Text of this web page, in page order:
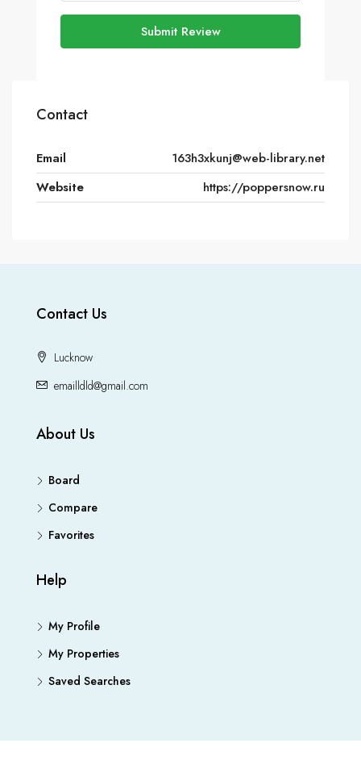
Submit Review
Contact
Email
163h3xkunj@web-library.net
Website
https://poppersnow.ru
Contact Us
Lucknow
emailldld@gmail.com
About Us
Board
Compare
Favorites
Help
My Profile
My Properties
Saved Searches